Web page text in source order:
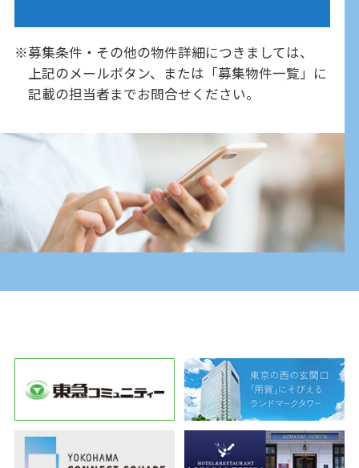
募集条件・その他の物件詳細につきましては、
上記のメールボタン、または「募集物件一覧」に
記載の担当者までお問合せください。